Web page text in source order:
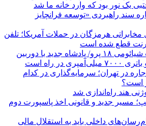
یک نور بود که وارد خانه ما شد
سند راهبردی «توسعه فرانچایز
به ۱۱۶ دکل مخابراتی هرمزگان در حملات آمریکا؛ تلفن
‌قطع شده است
افشای مشخصات شیائومی ۱۸ پرو/ پادشاه جدید با دوربین
در تهران؛ سرمایه‌گذاری در کدام
است؟
هند راه‌اندازی شد
مسیر جدید و قانونی اخذ پاسپورت دوم
داخلی باید به استقلال مالی